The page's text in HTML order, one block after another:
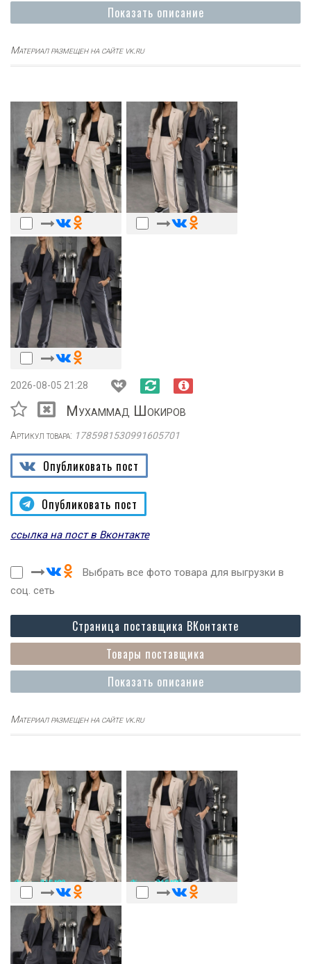
Показать описание
Материал размещен на сайте vk.ru
2026-08-05 21:28
Мухаммад Шокиров
Артикул товара: 1785981530991605701
Опубликовать пост
Опубликовать пост
ссылка на пост в Вконтакте
Выбрать все фото товара для выгрузки в
соц. сеть
Показать описание
Товары поставщика
Страница поставщика ВКонтакте
Материал размещен на сайте vk.ru